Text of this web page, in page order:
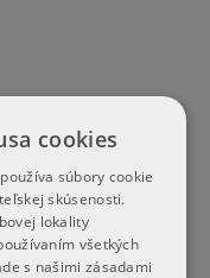
cookies
súbory cookie
skúsenosti.
lokality
všetkých
s našimi zásadami